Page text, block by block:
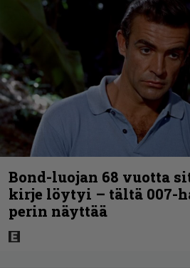
Bond-luojan 68 vuotta
kirje löytyi – tältä 007-
perin näyttää